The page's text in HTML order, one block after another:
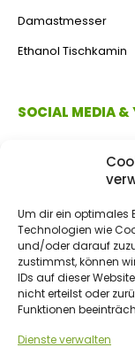
Um dir ein optimales
Technologien wie
und/oder darauf
zustimmst, können
IDs auf dieser
nicht erteilst oder
Funktionen
Dienste verwalten
Damastmesser
Ethanol Tischkamin
SOCIAL MEDIA &